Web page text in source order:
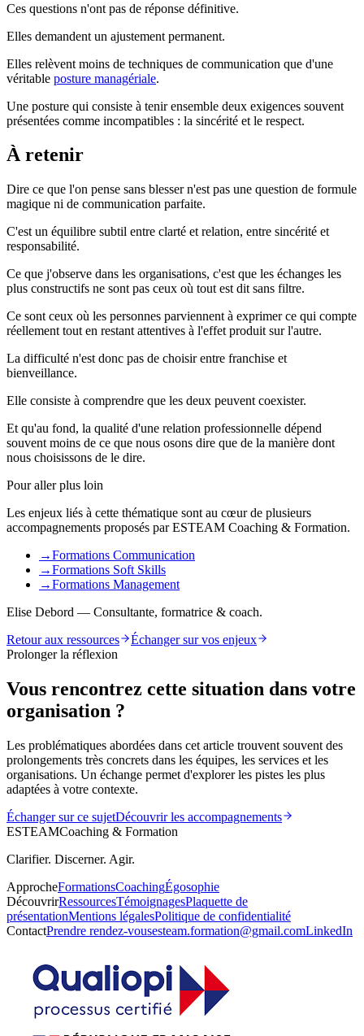
Ces questions n'ont pas de réponse définitive.
Elles demandent un ajustement permanent.
Elles relèvent moins de techniques de communication que d'une
véritable posture managériale.
Une posture qui consiste à tenir ensemble deux exigences souvent
présentées comme incompatibles : la sincérité et le respect.
À retenir
Dire ce que l'on pense sans blesser n'est pas une question de formule
magique ni de communication parfaite.
C'est un équilibre subtil entre clarté et relation, entre sincérité et
responsabilité.
Ce que j'observe dans les organisations, c'est que les échanges les
plus constructifs ne sont pas ceux où tout est dit sans filtre.
Ce sont ceux où les personnes parviennent à exprimer ce qui compte
réellement tout en restant attentives à l'effet produit sur l'autre.
La difficulté n'est donc pas de choisir entre franchise et
bienveillance.
Elle consiste à comprendre que les deux peuvent coexister.
Et qu'au fond, la qualité d'une relation professionnelle dépend
souvent moins de ce que nous osons dire que de la manière dont
nous choisissons de le dire.
Pour aller plus loin
Les enjeux liés à cette thématique sont au cœur de plusieurs
accompagnements proposés par ESTEAM Coaching & Formation.
→Formations Communication
→Formations Soft Skills
→Formations Management
Elise Debord — Consultante, formatrice & coach.
Retour aux ressources
Échanger sur vos enjeux
Prolonger la réflexion
Vous rencontrez cette situation dans votre
organisation ?
Les problématiques abordées dans cet article trouvent souvent des
prolongements très concrets dans les équipes, les services et les
organisations. Un échange permet d'explorer les pistes les plus
adaptées à votre contexte.
Échanger sur ce sujetDécouvrir les accompagnements
ESTEAMCoaching & Formation
Clarifier. Discerner. Agir.
ApprocheFormationsCoachingÉgosophie
DécouvrirRessourcesTémoignagesPlaquette de
présentationMentions légalesPolitique de confidentialité
ContactPrendre rendez-vousesteam.formation@gmail.comLinkedIn